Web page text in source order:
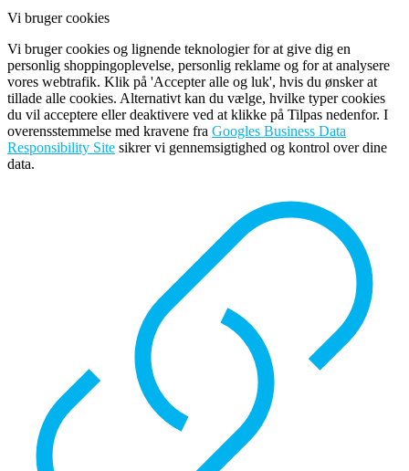
Vi bruger cookies
Vi bruger cookies og lignende teknologier for at give dig en
personlig shoppingoplevelse, personlig reklame og for at analysere
vores webtrafik. Klik på 'Accepter alle og luk', hvis du ønsker at
tillade alle cookies. Alternativt kan du vælge, hvilke typer cookies
du vil acceptere eller deaktivere ved at klikke på Tilpas nedenfor. I
overensstemmelse med kravene fra Googles Business Data
Responsibility Site sikrer vi gennemsigtighed og kontrol over dine
data.